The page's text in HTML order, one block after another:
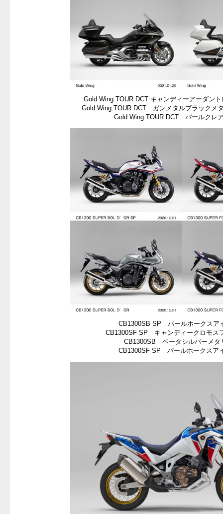
Gold Wing TOUR DCT キャンディーアーダン
Gold Wing TOUR DCT ガンメタルブラックメ
Gold Wing TOUR DCT パールクレ
CB1300SB SP パールホークスア
CB1300SF SP キャンディークロモス
CB1300SB ベータシルバーメタ
CB1300SF SP パールホークスア